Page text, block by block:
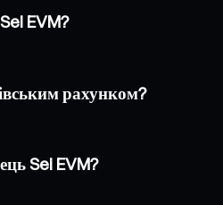
EVM?
рахунком?
Sei EVM?